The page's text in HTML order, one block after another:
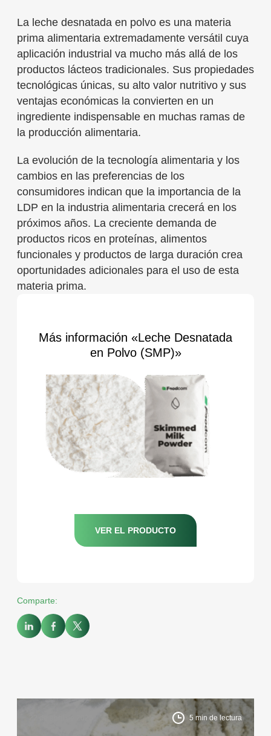
La leche desnatada en polvo es una materia
prima alimentaria extremadamente versátil cuya
aplicación industrial va mucho más allá de los
productos lácteos tradicionales. Sus propiedades
tecnológicas únicas, su alto valor nutritivo y sus
ventajas económicas la convierten en un
ingrediente indispensable en muchas ramas de
la producción alimentaria.
La evolución de la tecnología alimentaria y los
cambios en las preferencias de los
consumidores indican que la importancia de la
LDP en la industria alimentaria crecerá en los
próximos años. La creciente demanda de
productos ricos en proteínas, alimentos
funcionales y productos de larga duración crea
oportunidades adicionales para el uso de esta
materia prima.
Más información «Leche Desnatada
en Polvo (SMP)»
VER EL PRODUCTO
Comparte:
5 min de lectura